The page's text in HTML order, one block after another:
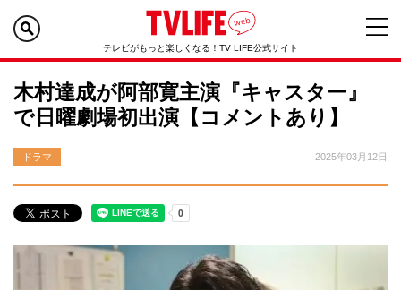
テレビがもっと楽しくなる！TV LIFE公式サイト
木村達成が阿部寛主演『キャスター』
で日曜劇場初出演【コメントあり】
ドラマ 2025年03月12日